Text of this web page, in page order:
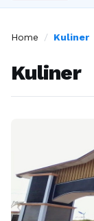
Home / Kuliner
Kuliner